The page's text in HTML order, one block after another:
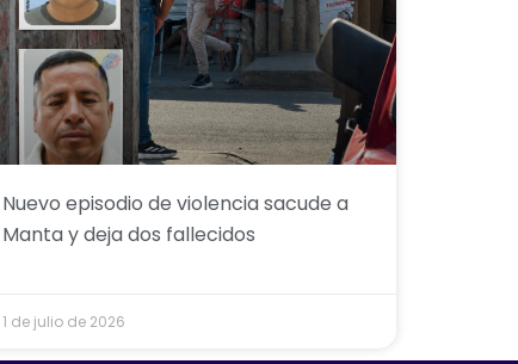
Nuevo episodio de violencia sacude a
Manta y deja dos fallecidos
1 de julio de 2026